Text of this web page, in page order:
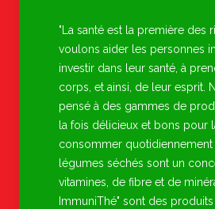
"La santé est la première des
voulons aider les personnes
investir dans leur santé, à
corps, et ainsi, de leur esprit.
pensé à des gammes de
la fois délicieux et bons pour
consommer quotidiennement
légumes séchés sont un
vitamines, de fibre et de
ImmuniThé" sont des